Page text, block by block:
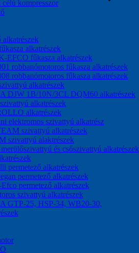
kompresszor
alkatrészek
alkatrészek
EFCO fűkasza alkatrészek
robbanómotoros fűkasza alkatrészek
robbanómotoros fűkasza alkatrészek
alkatrészek
DJW 1B/10N/3CL DQM60 alkatrészek
alkatrészek
alkatrészek
elektromos szivattyú alkatrész
szivattyú alkatrészek
szivattyú alaktrészek
és csőszivattyú alkatrészek
permetező alkatrészek
permetező alkatrészek
permetező alkatrészek
szivattyú alkatrészek
GTP-25, HSP-34, WB20-30,